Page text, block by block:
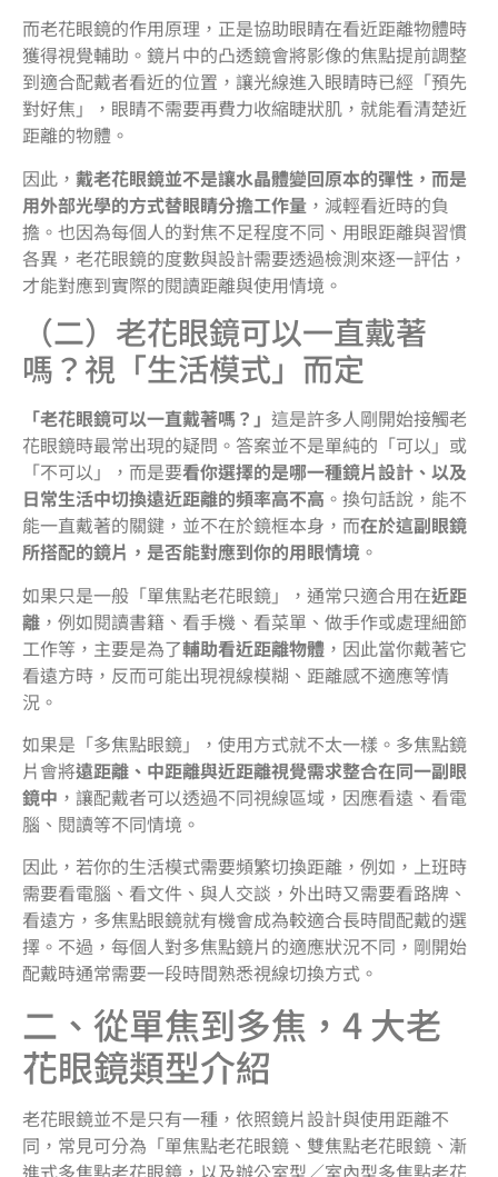
而老花眼鏡的作用原理，正是協助眼睛在看近距離物體時
獲得視覺輔助。鏡片中的凸透鏡會將影像的焦點提前調整
到適合配戴者看近的位置，讓光線進入眼睛時已經「預先
對好焦」，眼睛不需要再費力收縮睫狀肌，就能看清楚近
距離的物體。
因此， 戴老花眼鏡並不是讓水晶體變回原本的彈性，而是
用外部光學的方式替眼睛分擔工作量 ，減輕看近時的負
擔。也因為每個人的對焦不足程度不同、用眼距離與習慣
各異，老花眼鏡的度數與設計需要透過檢測來逐一評估，
才能對應到實際的閱讀距離與使用情境。
（二）老花眼鏡可以一直戴著
嗎？視「生活模式」而定
「老花眼鏡可以一直戴著嗎？」 這是許多人剛開始接觸老
花眼鏡時最常出現的疑問。答案並不是單純的「可以」或
「不可以」，而是要看你選擇的是哪一種鏡片設計、以及
日常生活中切換遠近距離的頻率高不高 。換句話說，能不
能一直戴著的關鍵，並不在於鏡框本身，而在於這副眼鏡
所搭配的鏡片，是否能對應到你的用眼情境 。
如果只是一般「單焦點老花眼鏡」，通常只適合用在近距
離 ，例如閱讀書籍、看手機、看菜單、做手作或處理細節
工作等，主要是為了輔助看近距離物體 ，因此當你戴著它
看遠方時，反而可能出現視線模糊、距離感不適應等情
況。
如果是「多焦點眼鏡」，使用方式就不太一樣。多焦點鏡
片會將遠距離、中距離與近距離視覺需求整合在同一副眼
鏡中 ，讓配戴者可以透過不同視線區域，因應看遠、看電
腦、閱讀等不同情境。
因此，若你的生活模式需要頻繁切換距離，例如，上班時
需要看電腦、看文件、與人交談，外出時又需要看路牌、
看遠方，多焦點眼鏡就有機會成為較適合長時間配戴的選
擇。不過，每個人對多焦點鏡片的適應狀況不同，剛開始
配戴時通常需要一段時間熟悉視線切換方式。
二、從單焦到多焦，4 大老
花眼鏡類型介紹
老花眼鏡並不是只有一種，依照鏡片設計與使用距離不
同，常見可分為「單焦點老花眼鏡、雙焦點老花眼鏡、漸
進式多焦點老花眼鏡，以及辦公室型／室內型多焦點老花